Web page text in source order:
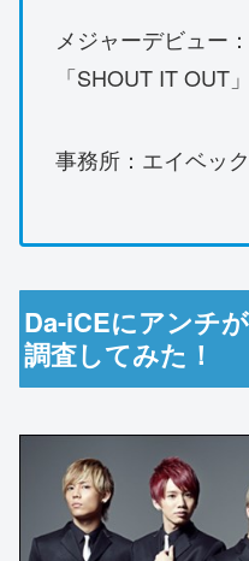
メジャーデビュー
「SHOUT IT OUT」
事務所：エイベッ
Da-iCEにアンチ
調査してみた！